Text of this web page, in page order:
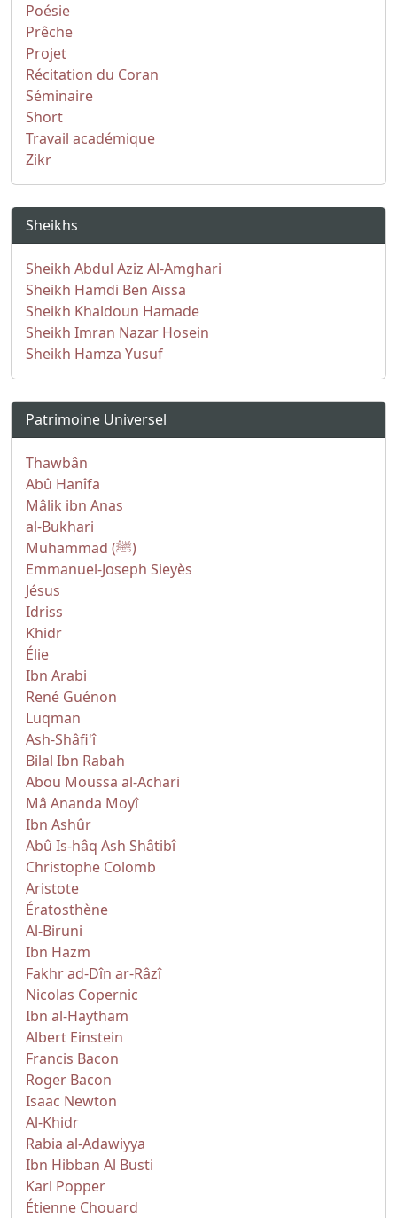
Poésie
Prêche
Projet
Récitation du Coran
Séminaire
Short
Travail académique
Zikr
Sheikhs
Sheikh Abdul Aziz Al-Amghari
Sheikh Hamdi Ben Aïssa
Sheikh Khaldoun Hamade
Sheikh Imran Nazar Hosein
Sheikh Hamza Yusuf
Patrimoine Universel
Thawbân
Abû Hanîfa
Mâlik ibn Anas
al-Bukhari
Muhammad (ﷺ)
Emmanuel-Joseph Sieyès
Jésus
Idriss
Khidr
Élie
Ibn Arabi
René Guénon
Luqman
Ash-Shâfi'î
Bilal Ibn Rabah
Abou Moussa al-Achari
Mâ Ananda Moyî
Ibn Ashûr
Abû Is-hâq Ash Shâtibî
Christophe Colomb
Aristote
Ératosthène
Al-Biruni
Ibn Hazm
Fakhr ad-Dîn ar-Râzî
Nicolas Copernic
Ibn al-Haytham
Albert Einstein
Francis Bacon
Roger Bacon
Isaac Newton
Al-Khidr
Rabia al-Adawiyya
Ibn Hibban Al Busti
Karl Popper
Étienne Chouard